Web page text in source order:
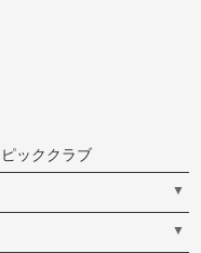
ッククラブ
▼
▼